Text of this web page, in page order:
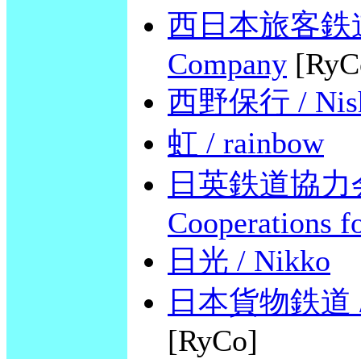
西日本旅客鉄
Company
西野保行 /
虹 / rainbow
日英鉄道協力
Cooperations
日光 / Nikko
日本貨物鉄道
[RyCo]